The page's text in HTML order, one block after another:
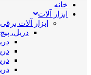
خانه
ابزار آلات
ابزار آلات برقی
دریل،